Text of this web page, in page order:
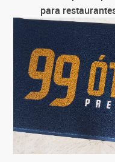
para